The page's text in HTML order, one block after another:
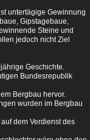
untertägige Gewinnung
Gipstagebaue,
Steine und
jedoch nicht Ziel
Geschichte.
Bundesrepublik
Bergbau hervor.
wurden im Bergbau
dem Verdienst des